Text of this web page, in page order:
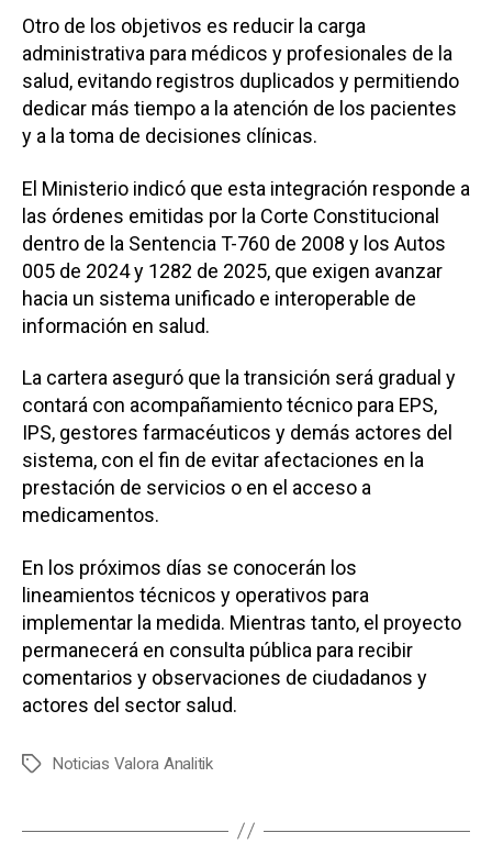
Otro de los objetivos es reducir la carga
administrativa para médicos y profesionales de la
salud, evitando registros duplicados y permitiendo
dedicar más tiempo a la atención de los pacientes
y a la toma de decisiones clínicas.
El Ministerio indicó que esta integración responde a
las órdenes emitidas por la Corte Constitucional
dentro de la Sentencia T-760 de 2008 y los Autos
005 de 2024 y 1282 de 2025, que exigen avanzar
hacia un sistema unificado e interoperable de
información en salud.
La cartera aseguró que la transición será gradual y
contará con acompañamiento técnico para EPS,
IPS, gestores farmacéuticos y demás actores del
sistema, con el fin de evitar afectaciones en la
prestación de servicios o en el acceso a
medicamentos.
En los próximos días se conocerán los
lineamientos técnicos y operativos para
implementar la medida. Mientras tanto, el proyecto
permanecerá en consulta pública para recibir
comentarios y observaciones de ciudadanos y
actores del sector salud.
E
q
Noticias Valora Analitik